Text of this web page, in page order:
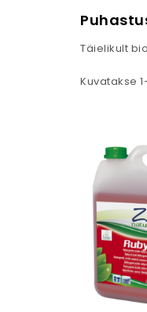
Täielikult
Kuvatakse